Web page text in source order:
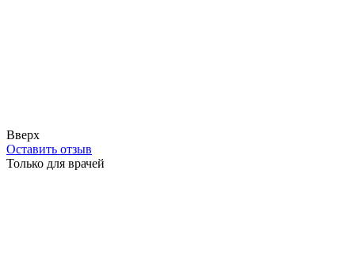
Вверх
Оставить отзыв
Только для врачей